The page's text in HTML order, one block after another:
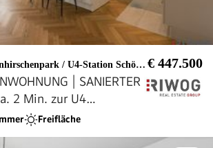
/ U4-Station Schönbrunn € 447.500
| SANIERTER
2 Min. zur U4
Ca. 15 Min. in den 1.
Freifläche